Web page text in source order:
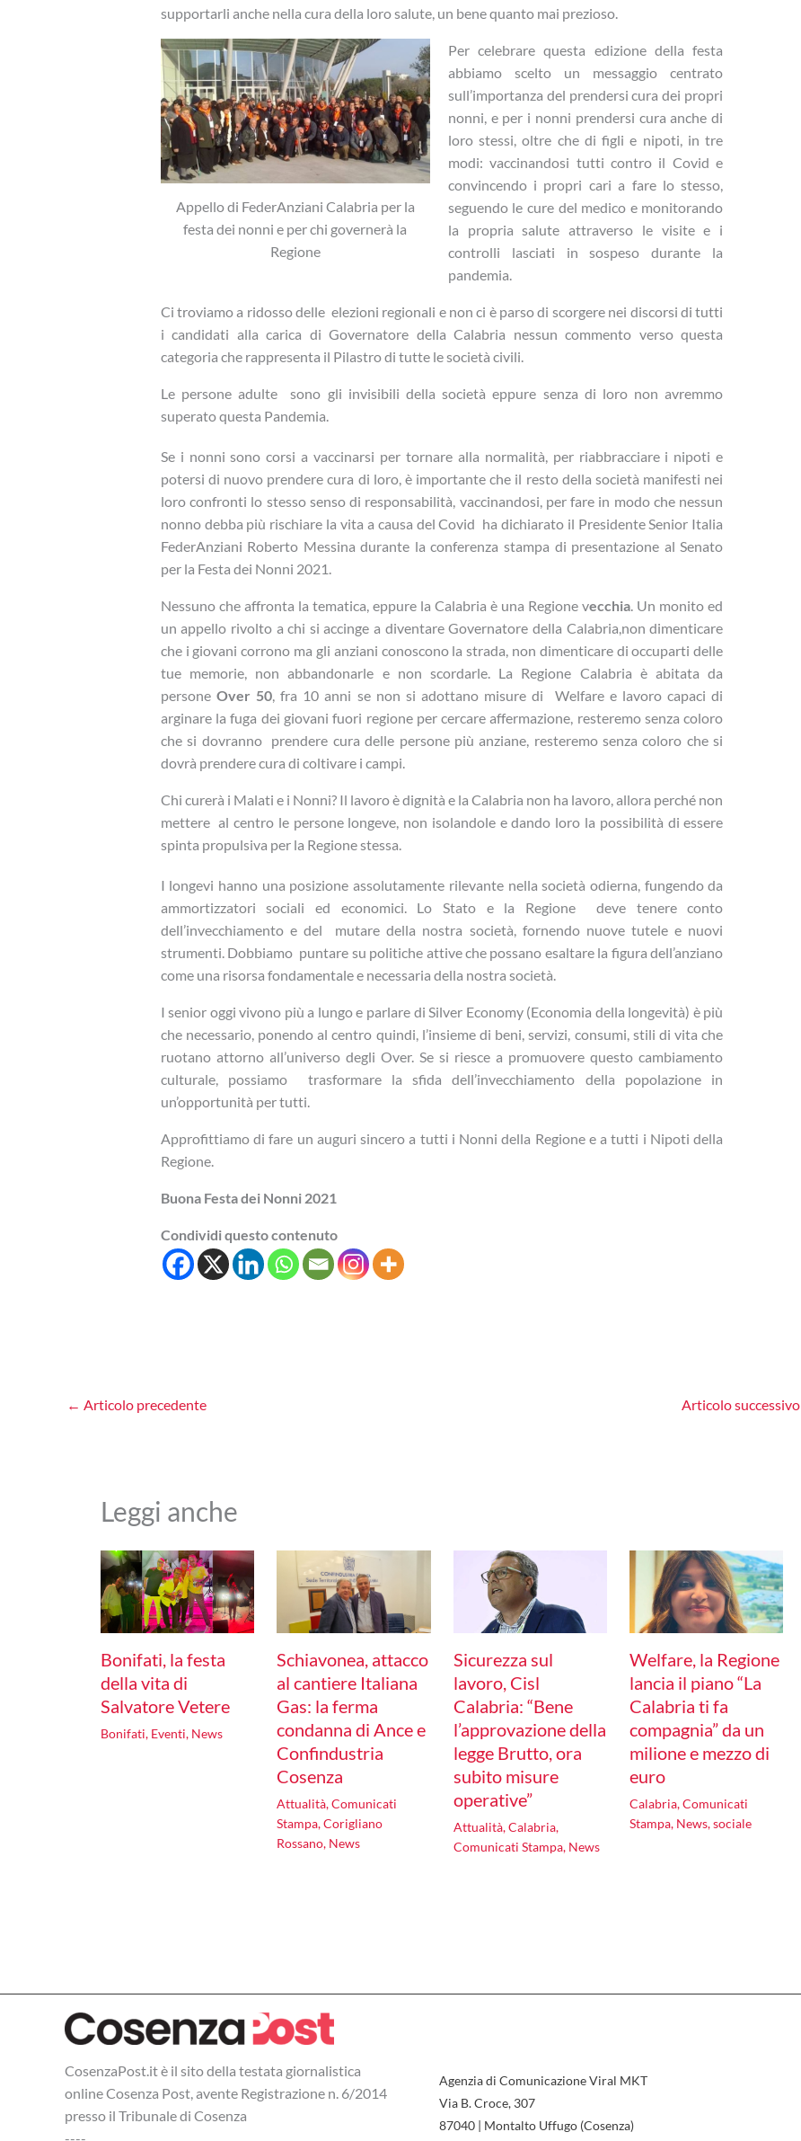
supportarli anche nella cura della loro salute, un bene quanto mai prezioso.
Appello di FederAnziani Calabria per la
festa dei nonni e per chi governerà la
Regione
Per celebrare questa edizione della festa
abbiamo scelto un messaggio centrato
sull’importanza del prendersi cura dei propri
nonni, e per i nonni prendersi cura anche di
loro stessi, oltre che di figli e nipoti, in tre
modi: vaccinandosi tutti contro il Covid e
convincendo i propri cari a fare lo stesso,
seguendo le cure del medico e monitorando
la propria salute attraverso le visite e i
controlli lasciati in sospeso durante la
pandemia.
Ci troviamo a ridosso delle elezioni regionali e non ci è parso di scorgere nei discorsi di tutti
i candidati alla carica di Governatore della Calabria nessun commento verso questa
categoria che rappresenta il Pilastro di tutte le società civili.
Le persone adulte sono gli invisibili della società eppure senza di loro non avremmo
superato questa Pandemia.
Se i nonni sono corsi a vaccinarsi per tornare alla normalità, per riabbracciare i nipoti e
potersi di nuovo prendere cura di loro, è importante che il resto della società manifesti nei
loro confronti lo stesso senso di responsabilità, vaccinandosi, per fare in modo che nessun
nonno debba più rischiare la vita a causa del Covid ha dichiarato il Presidente Senior Italia
FederAnziani Roberto Messina durante la conferenza stampa di presentazione al Senato
per la Festa dei Nonni 2021.
Nessuno che affronta la tematica, eppure la Calabria è una Regione vecchia. Un monito ed
un appello rivolto a chi si accinge a diventare Governatore della Calabria,non dimenticare
che i giovani corrono ma gli anziani conoscono la strada, non dimenticare di occuparti delle
tue memorie, non abbandonarle e non scordarle. La Regione Calabria è abitata da
persone Over 50, fra 10 anni se non si adottano misure di Welfare e lavoro capaci di
arginare la fuga dei giovani fuori regione per cercare affermazione, resteremo senza coloro
che si dovranno prendere cura delle persone più anziane, resteremo senza coloro che si
dovrà prendere cura di coltivare i campi.
Chi curerà i Malati e i Nonni? Il lavoro è dignità e la Calabria non ha lavoro, allora perché non
mettere al centro le persone longeve, non isolandole e dando loro la possibilità di essere
spinta propulsiva per la Regione stessa.
I longevi hanno una posizione assolutamente rilevante nella società odierna, fungendo da
ammortizzatori sociali ed economici. Lo Stato e la Regione deve tenere conto
dell’invecchiamento e del mutare della nostra società, fornendo nuove tutele e nuovi
strumenti. Dobbiamo puntare su politiche attive che possano esaltare la figura dell’anziano
come una risorsa fondamentale e necessaria della nostra società.
I senior oggi vivono più a lungo e parlare di Silver Economy (Economia della longevità) è più
che necessario, ponendo al centro quindi, l’insieme di beni, servizi, consumi, stili di vita che
ruotano attorno all’universo degli Over. Se si riesce a promuovere questo cambiamento
culturale, possiamo trasformare la sfida dell’invecchiamento della popolazione in
un’opportunità per tutti.
Approfittiamo di fare un auguri sincero a tutti i Nonni della Regione e a tutti i Nipoti della
Regione.
Buona Festa dei Nonni 2021
Condividi questo contenuto
← Articolo precedente Articolo successivo
Leggi anche
Bonifati, la festa
della vita di
Salvatore Vetere
Bonifati, Eventi, News
Schiavonea, attacco
al cantiere Italiana
Gas: la ferma
condanna di Ance e
Confindustria
Cosenza
Attualità,Comunicati
Stampa,Corigliano
Rossano, News
Sicurezza sul
lavoro, Cisl
Calabria: “Bene
l’approvazione della
legge Brutto, ora
subito misure
operative”
Attualità,Calabria,
Comunicati Stampa, News
Welfare, la Regione
lancia il piano “La
Calabria ti fa
compagnia” da un
milione e mezzo di
euro
Calabria,Comunicati
Stampa, News,sociale
CosenzaPost.it è il sito della testata giornalistica
online Cosenza Post, avente Registrazione n. 6/2014
presso il Tribunale di Cosenza
Agenzia di Comunicazione Viral MKT
Via B. Croce, 307
87040 | Montalto Uffugo (Cosenza)